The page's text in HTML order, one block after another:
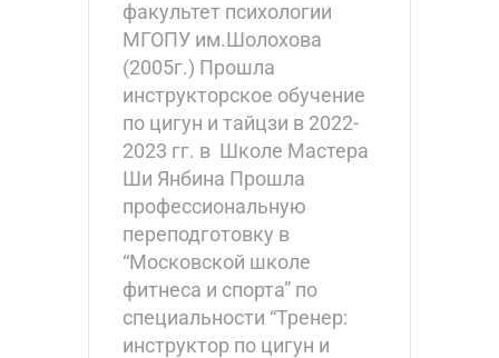
факультет психологии
МГОПУ им.Шолохова
(2005г.) Прошла
инструкторское обучение
по цигун и тайцзи в 2022-
2023 гг. в Школе Мастера
Ши Янбина Прошла
профессиональную
переподготовку в
“Московской школе
фитнеса и спорта” по
специальности “Тренер:
инструктор по цигун и